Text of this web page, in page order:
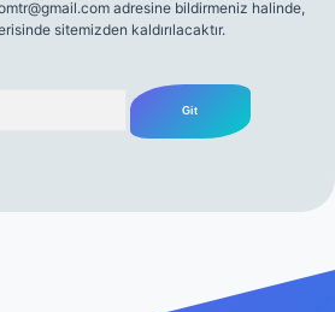
adresine bildirmeniz halinde,
sitemizden kaldırılacaktır.